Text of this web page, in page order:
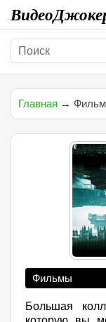
Главная →
Фильмы
Большая